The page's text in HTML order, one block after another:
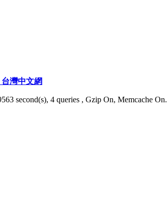
灣中文網
second(s), 4 queries , Gzip On, Memcache On.